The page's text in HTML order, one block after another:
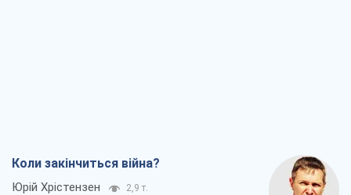
Коли закінчиться війна?
Юрій Хрістензен 2,9 т.